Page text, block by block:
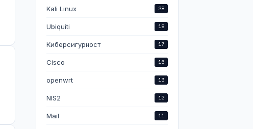
Kali Linux 28
Ubiquiti 18
Киберсигурност 17
Cisco 16
openwrt 13
NIS2 12
Mail 11